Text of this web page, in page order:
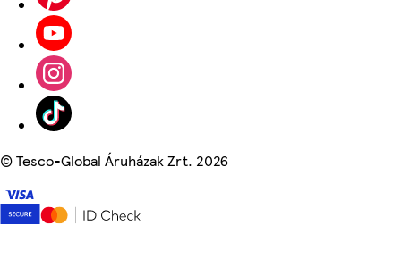
©Tesco-Global Áruházak Zrt. 2026